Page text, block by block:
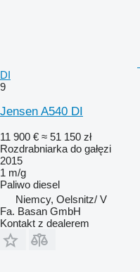
DI
9
Jensen A540 DI
11 900 € ≈ 51 150 zł
Rozdrabniarka do gałęzi
2015
1 m/g
Paliwo diesel
Niemcy, Oelsnitz/ V
Fa. Basan GmbH
Kontakt z dealerem